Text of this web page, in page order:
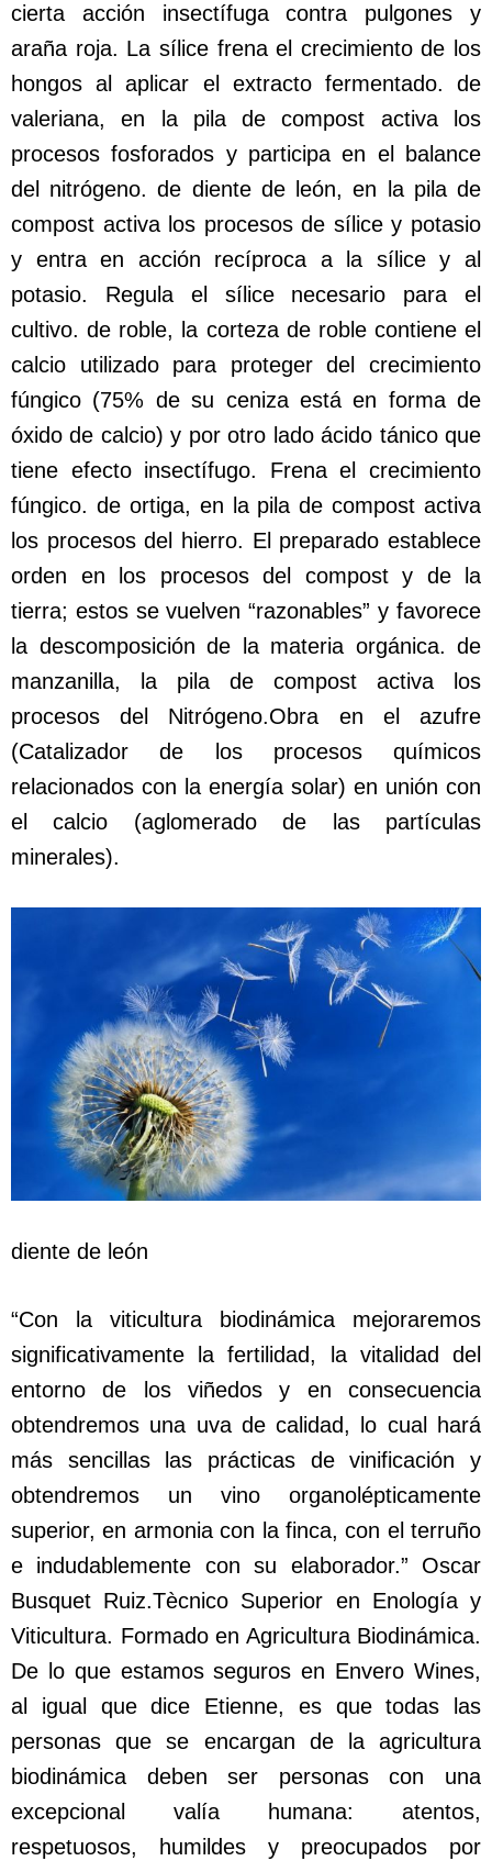
cierta acción insectífuga contra pulgones y
araña roja. La sílice frena el crecimiento de los
hongos al aplicar el extracto fermentado. de
valeriana, en la pila de compost activa los
procesos fosforados y participa en el balance
del nitrógeno. de diente de león, en la pila de
compost activa los procesos de sílice y potasio
y entra en acción recíproca a la sílice y al
potasio. Regula el sílice necesario para el
cultivo. de roble, la corteza de roble contiene el
calcio utilizado para proteger del crecimiento
fúngico (75% de su ceniza está en forma de
óxido de calcio) y por otro lado ácido tánico que
tiene efecto insectífugo. Frena el crecimiento
fúngico. de ortiga, en la pila de compost activa
los procesos del hierro. El preparado establece
orden en los procesos del compost y de la
tierra; estos se vuelven “razonables” y favorece
la descomposición de la materia orgánica. de
manzanilla, la pila de compost activa los
procesos del Nitrógeno.Obra en el azufre
(Catalizador de los procesos químicos
relacionados con la energía solar) en unión con
el calcio (aglomerado de las partículas
minerales).
diente de león
“Con la viticultura biodinámica mejoraremos
significativamente la fertilidad, la vitalidad del
entorno de los viñedos y en consecuencia
obtendremos una uva de calidad, lo cual hará
más sencillas las prácticas de vinificación y
obtendremos un vino organolépticamente
superior, en armonia con la finca, con el terruño
e indudablemente con su elaborador.” Oscar
Busquet Ruiz.Tècnico Superior en Enología y
Viticultura. Formado en Agricultura Biodinámica.
De lo que estamos seguros en Envero Wines,
al igual que dice Etienne, es que todas las
personas que se encargan de la agricultura
biodinámica deben ser personas con una
excepcional valía humana: atentos,
respetuosos, humildes y preocupados por